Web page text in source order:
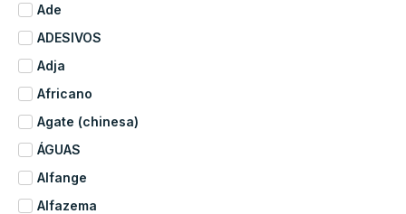
Ade
ADESIVOS
Adja
Africano
Agate (chinesa)
ÁGUAS
Alfange
Alfazema